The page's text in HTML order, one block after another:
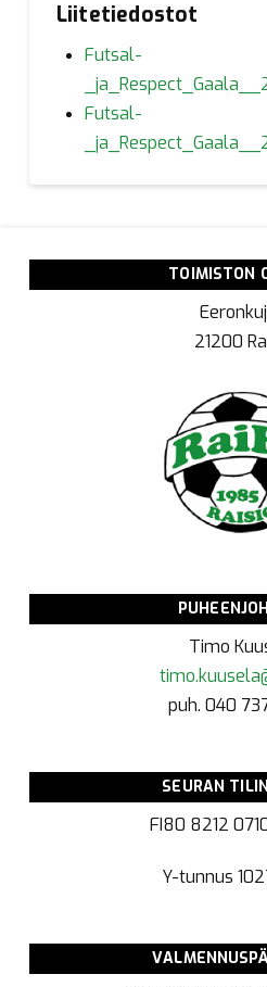
Liitetiedostot
Futsal-
Futsal-
TOIMISTON
21200
Timo
puh. 040
SEURAN
FI80 8212
Y-tunnus